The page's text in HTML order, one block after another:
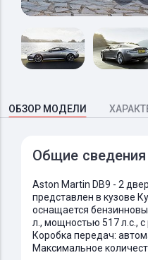
ОБЗОР МОДЕЛИ
Общие сведения
Aston Martin DB9 - 2
представлен в кузове
оснащается
л., мощностью 517 л.с., с
Коробка передач:
Максимальное